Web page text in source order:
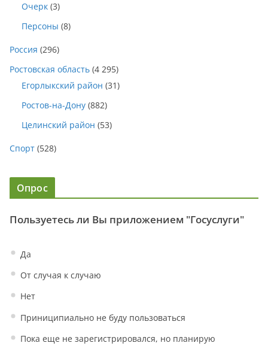
Очерк (3)
Персоны (8)
Россия (296)
Ростовская область (4 295)
Егорлыкский район (31)
Ростов-на-Дону (882)
Целинский район (53)
Спорт (528)
Опрос
Пользуетесь ли Вы приложением "Госуслуги"
Да
От случая к случаю
Нет
Приниципиально не буду пользоваться
Пока еще не зарегистрировался, но планирую